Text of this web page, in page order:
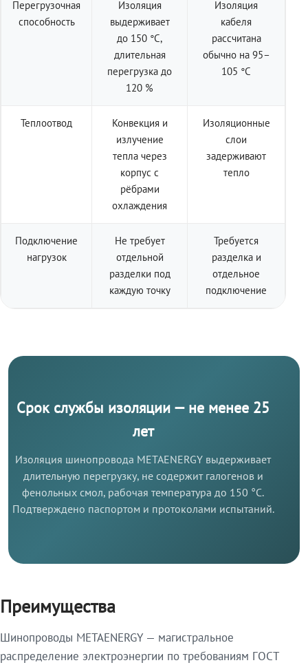
Перегрузочная
способность
Изоляция
выдерживает
до 150 °C,
длительная
перегрузка до
120 %
Изоляция
кабеля
рассчитана
обычно на 95–
105 °C
Теплоотвод
Конвекция и
излучение
тепла через
корпус с
рёбрами
охлаждения
Изоляционные
слои
задерживают
тепло
Подключение
нагрузок
Не требует
отдельной
разделки под
каждую точку
Требуется
разделка и
отдельное
подключение
Срок службы изоляции — не менее 25
лет
Изоляция шинопровода METAENERGY выдерживает
длительную перегрузку, не содержит галогенов и
фенольных смол, рабочая температура до 150 °C.
Подтверждено паспортом и протоколами испытаний.
Преимущества
Шинопроводы METAENERGY — магистральное
распределение электроэнергии по требованиям ГОСТ